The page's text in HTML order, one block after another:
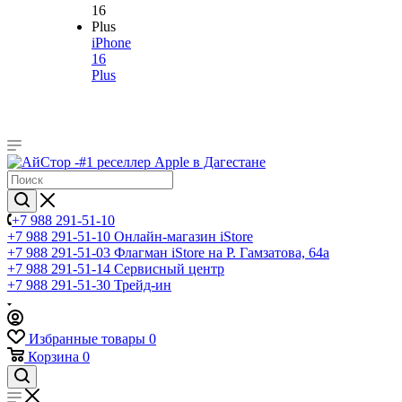
iPhone
16
Plus
+7 988 291-51-10
+7 988 291-51-10 Онлайн-магазин iStore
+7 988 291-51-03 Флагман iStore на Р. Гамзатова, 64а
+7 988 291-51-14 Сервисный центр
+7 988 291-51-30 Трейд-ин
Избранные товары 0
Корзина 0